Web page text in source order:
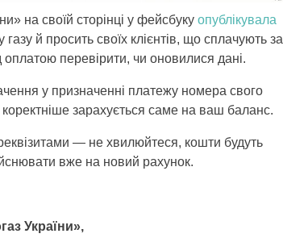
на своїй сторінці у фейсбуку опублікувала
й просить своїх клієнтів, що сплачують за
оплатою перевірити, чи оновилися дані.
у призначенні платежу номера свого
зарахується саме на ваш баланс.
— не хвилюйтеся, кошти будуть
вже на новий рахунок.
України»,